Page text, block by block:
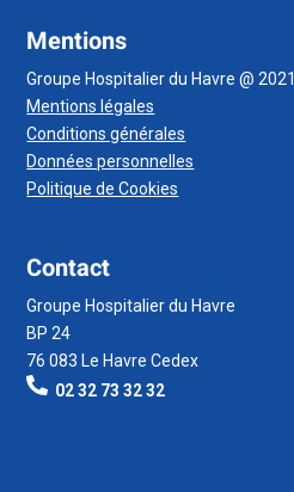
Mentions
Groupe Hospitalier du Havre @ 2021
Mentions légales
Conditions générales
Données personnelles
Politique de Cookies
Contact
Groupe Hospitalier du Havre
BP 24
76 083 Le Havre Cedex
02 32 73 32 32